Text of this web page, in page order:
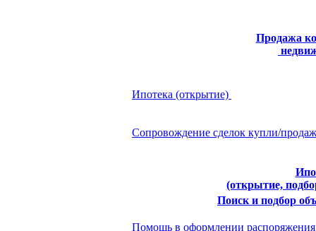
Продажа
Ипотека (открытие)
Сопровождение сделок купли/
(открытие,
Поиск и подбор
Помощь в оформлении